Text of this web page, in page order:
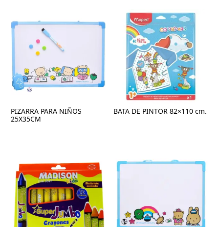
PIZARRA PARA NIÑOS
25X35CM
BATA DE PINTOR 82×110 cm.